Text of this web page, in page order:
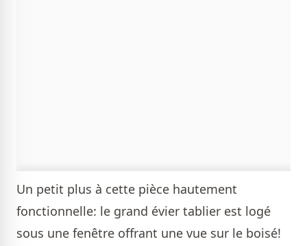
Un petit plus à cette pièce hautement
fonctionnelle: le grand évier tablier est logé
sous une fenêtre offrant une vue sur le boisé!